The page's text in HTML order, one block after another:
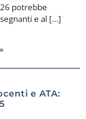
potrebbe
e al […]
e ATA: